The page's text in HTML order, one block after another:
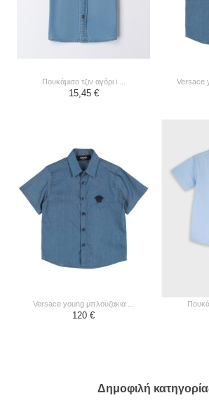
πουκάμισο τζιν αγόρι i ...
15,45 €
versace
versace young μπλουζακια ...
120 €
Δημοφιλή